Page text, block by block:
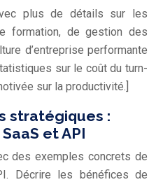
plus de détails sur les
formation, de gestion des
d’entreprise performante
sur le coût du turn-
sur la productivité.]
stratégiques :
et API
des exemples concrets de
Décrire les bénéfices de